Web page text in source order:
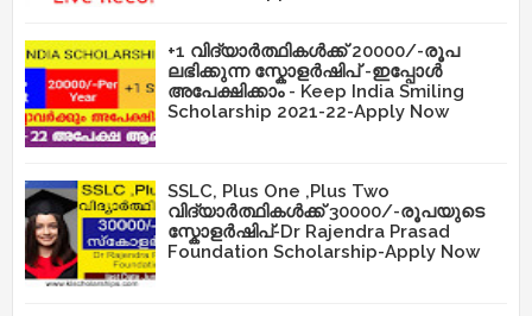
+1 വിദ്യാർത്ഥികൾക്ക് 20000/-രൂപ
ലഭിക്കുന്ന സ്കോളർഷിപ് -ഇപ്പോൾ
അപേക്ഷിക്കാം - Keep India Smiling
Scholarship 2021-22-Apply Now
SSLC, Plus One ,Plus Two
വിദ്യാർത്ഥികൾക്ക് 30000/-രൂപയുടെ
സ്കോളർഷിപ്-Dr Rajendra Prasad
Foundation Scholarship-Apply Now